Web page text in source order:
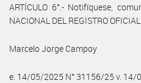
ARTÍCULO 6°.- Notifíquese,
NACIONAL DEL REGISTRO
Marcelo Jorge Campoy
e. 14/05/2025 N° 31156/25 v. 14/